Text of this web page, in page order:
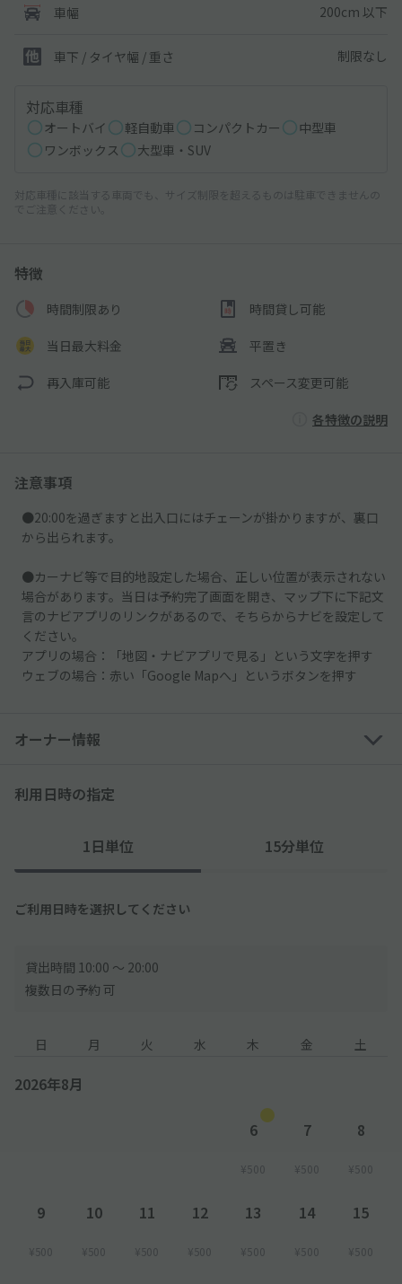
車幅 200cm 以下
車下 / タイヤ幅 / 重さ 制限なし
対応車種
オートバイ 軽自動車 コンパクトカー
中型車
ワンボックス
大型車・SUV
対応車種に該当する車両でも、サイズ制限を超えるものは駐車できませんの
でご注意ください。
特徴
時間制限あり 時間貸し可能
当日最大料金 平置き
再入庫可能 スペース変更可能
各特徴の説明
注意事項
●20:00を過ぎますと出入口にはチェーンが掛かりますが、裏口
から出られます。
●カーナビ等で目的地設定した場合、正しい位置が表示されない
場合があります。当日は予約完了画面を開き、マップ下に下記文
言のナビアプリのリンクがあるので、そちらからナビを設定して
ください。
アプリの場合：「地図・ナビアプリで見る」という文字を押す
ウェブの場合：赤い「Google Mapへ」というボタンを押す
オーナー情報
利用日時の指定
1日単位 15分単位
ご利用日時を選択してください
貸出時間 10:00 〜 20:00
複数日の予約 可
日 月 火 水 木 金 土
2026年8月
6
¥500
7
¥500
8
¥500
9
¥500
10
¥500
11
¥500
12
¥500
13
¥500
14
¥500
15
¥500